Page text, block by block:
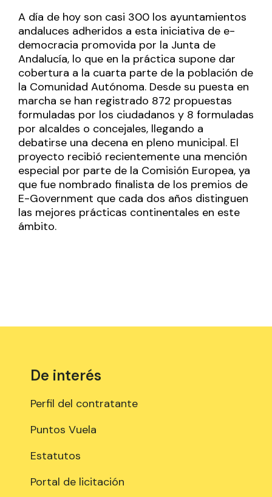
A día de hoy son casi 300 los ayuntamientos
andaluces adheridos a esta iniciativa de e-
democracia promovida por la Junta de
Andalucía, lo que en la práctica supone dar
cobertura a la cuarta parte de la población de
la Comunidad Autónoma. Desde su puesta en
marcha se han registrado 872 propuestas
formuladas por los ciudadanos y 8 formuladas
por alcaldes o concejales, llegando a
debatirse una decena en pleno municipal. El
proyecto recibió recientemente una mención
especial por parte de la Comisión Europea, ya
que fue nombrado finalista de los premios de
E-Government que cada dos años distinguen
las mejores prácticas continentales en este
ámbito.
De interés
Perfil del contratante
Puntos Vuela
Estatutos
Portal de licitación